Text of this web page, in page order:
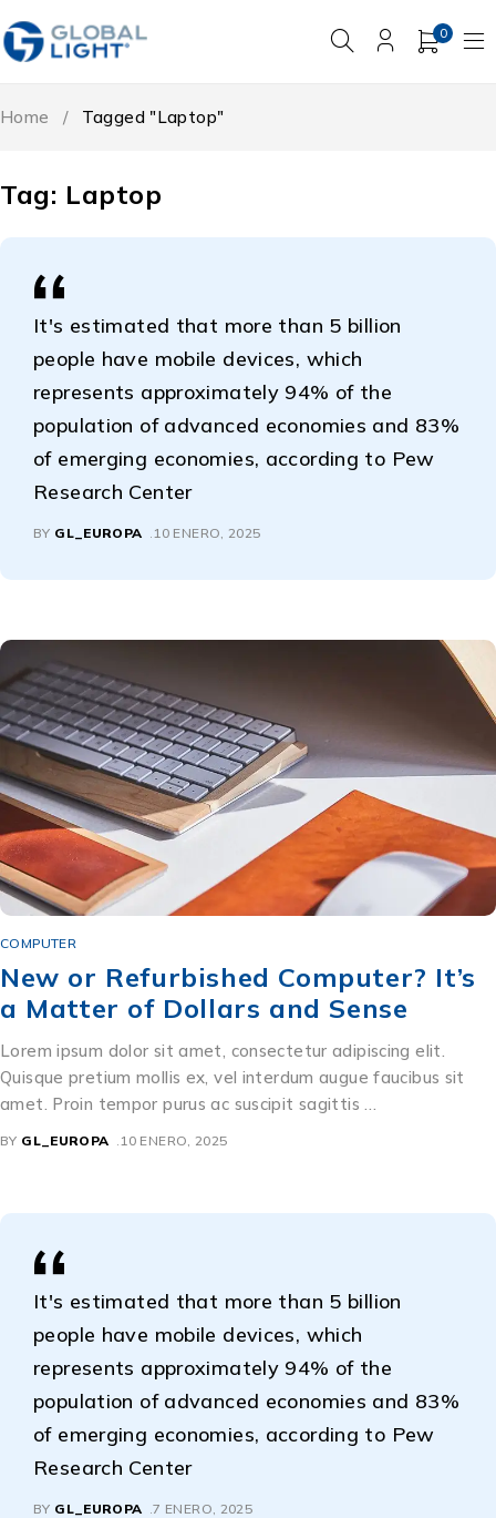
0
Tag: Laptop
Home / Tagged "Laptop"
It's estimated that more than 5 billion
people have mobile devices, which
represents approximately 94% of the
population of advanced economies and 83%
of emerging economies, according to Pew
Research Center
BY GL_EUROPA 10 ENERO, 2025
COMPUTER
New or Refurbished Computer? It’s
a Matter of Dollars and Sense
Lorem ipsum dolor sit amet, consectetur adipiscing elit.
Quisque pretium mollis ex, vel interdum augue faucibus sit
amet. Proin tempor purus ac suscipit sagittis …
BY GL_EUROPA 10 ENERO, 2025
It's estimated that more than 5 billion
people have mobile devices, which
represents approximately 94% of the
population of advanced economies and 83%
of emerging economies, according to Pew
Research Center
BY GL_EUROPA 7 ENERO, 2025